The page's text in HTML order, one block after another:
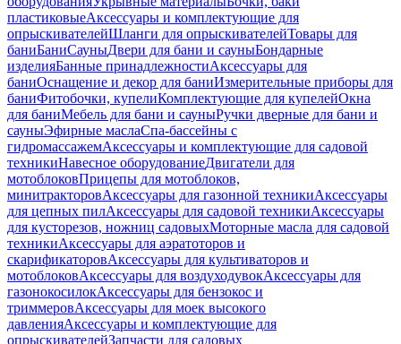
пластиковыеАксессуары и комплектующие для
опрыскивателейШланги для опрыскивателейТовары для
баниБаниСауныДвери для бани и сауныБондарные
изделияБанные принадлежностиАксессуары для
баниОснащение и декор для баниИзмерительные приборы для
баниФитобочки, купелиКомплектующие для купелейОкна
для баниМебель для бани и сауныРучки дверные для бани и
сауныЭфирные маслаСпа-бассейны с
гидромассажемАксессуары и комплектующие для садовой
техникиНавесное оборудованиеДвигатели для
мотоблоковПрицепы для мотоблоков,
минитракторовАксессуары для газонной техникиАксессуары
для цепных пилАксессуары для садовой техникиАксессуары
для кусторезов, ножниц садовыхМоторные масла для садовой
техникиАксессуары для аэратоторов и
скарификаторовАксессуары для культиваторов и
мотоблоковАксессуары для воздуходувокАксессуары для
газонокосилокАксессуары для бензокос и
триммеровАксессуары для моек высокого
давленияАксессуары и комплектующие для
опрыскивателейЗапчасти для садовых